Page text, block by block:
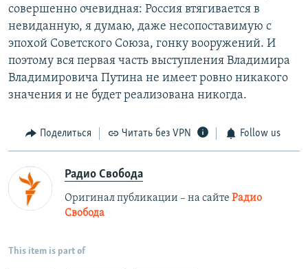
совершенно очевидная: Россия втягивается в
невиданную, я думаю, даже несопоставимую с
эпохой Советского Союза, гонку вооружений. И
поэтому вся первая часть выступления Владимира
Владимировича Путина не имеет ровно никакого
значения и не будет реализована никогда.
Поделиться Читать без VPN Follow us
Радио Свобода
Оригинал публикации – на сайте Радио
Свобода
This item is part of